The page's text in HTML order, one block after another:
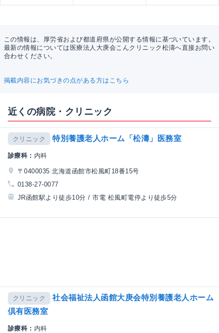
この情報は、厚労省および都道府県が公開する情報に基づいています。
最新の情報については医療法人大庚会こんクリニック松濤へ直接お問い
合わせください。
掲載内容にお気づきの点がある方はこちら
近くの病院・クリニック
クリニック 特別養護老人ホーム「松濤」医務室
診療科： 内科
〒0400035 北海道函館市松風町18番15号
0138-27-0077
JR函館駅より徒歩10分 / 市電 松風町電停より徒歩5分
クリニック
社会福祉法人函館大庚会特別養護老人ホーム
倶有医務室
診療科： 内科